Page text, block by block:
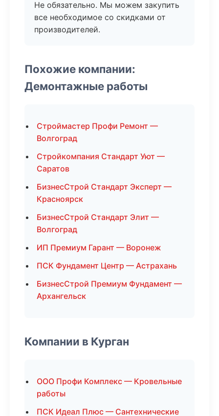
Не обязательно. Мы можем закупить
все необходимое со скидками от
производителей.
Похожие компании:
Демонтажные работы
Строймастер Профи Ремонт —
Волгоград
Стройкомпания Стандарт Уют —
Саратов
БизнесСтрой Стандарт Эксперт —
Красноярск
БизнесСтрой Стандарт Элит —
Волгоград
ИП Премиум Гарант — Воронеж
ПСК Фундамент Центр — Астрахань
БизнесСтрой Премиум Фундамент —
Архангельск
Компании в Курган
ООО Профи Комплекс — Кровельные
работы
ПСК Идеал Плюс — Сантехнические